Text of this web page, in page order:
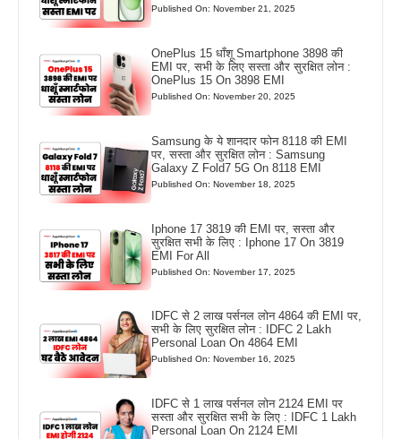
Published On: November 21, 2025
OnePlus 15 धाँशू Smartphone 3898 की
EMI पर, सभी के लिए सस्ता और सुरक्षित लोन :
OnePlus 15 On 3898 EMI
Published On: November 20, 2025
Samsung के ये शानदार फोन 8118 की EMI
पर, सस्ता और सुरक्षित लोन : Samsung
Galaxy Z Fold7 5G On 8118 EMI
Published On: November 18, 2025
Iphone 17 3819 की EMI पर, सस्ता और
सुरक्षित सभी के लिए : Iphone 17 On 3819
EMI For All
Published On: November 17, 2025
IDFC से 2 लाख पर्सनल लोन 4864 की EMI पर,
सभी के लिए सुरक्षित लोन : IDFC 2 Lakh
Personal Loan On 4864 EMI
Published On: November 16, 2025
IDFC से 1 लाख पर्सनल लोन 2124 EMI पर
सस्ता और सुरक्षित सभी के लिए : IDFC 1 Lakh
Personal Loan On 2124 EMI